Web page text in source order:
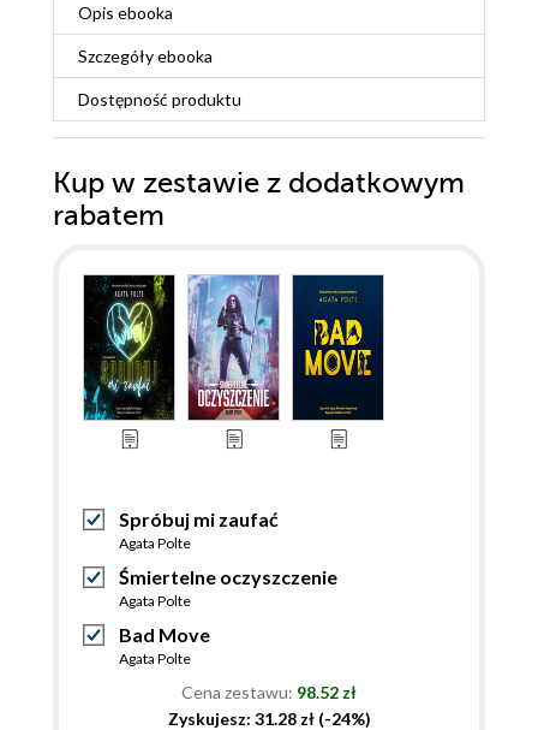
Opis ebooka
Szczegółyebooka
Dostępność produktu
Kup w zestawie z dodatkowym
rabatem
Spróbuj mi zaufać
Agata Polte
Śmiertelne oczyszczenie
Agata Polte
Bad Move
Agata Polte
Cena zestawu: 98.52 zł
Zyskujesz: 31.28 zł (-24%)